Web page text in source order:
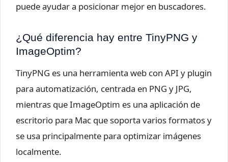
puede ayudar a posicionar mejor en buscadores.
¿Qué diferencia hay entre TinyPNG y
ImageOptim?
TinyPNG es una herramienta web con API y plugin
para automatización, centrada en PNG y JPG,
mientras que ImageOptim es una aplicación de
escritorio para Mac que soporta varios formatos y
se usa principalmente para optimizar imágenes
localmente.